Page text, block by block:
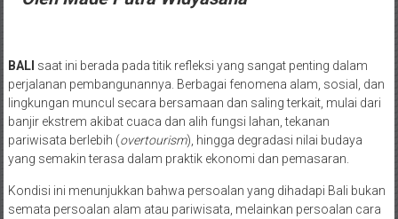
BALI saat ini berada pada titik refleksi yang sangat penting dalam
perjalanan pembangunannya. Berbagai fenomena alam, sosial, dan
lingkungan muncul secara bersamaan dan saling terkait, mulai dari
banjir ekstrem akibat cuaca dan alih fungsi lahan, tekanan
pariwisata berlebih (overtourism), hingga degradasi nilai budaya
yang semakin terasa dalam praktik ekonomi dan pemasaran.
Kondisi ini menunjukkan bahwa persoalan yang dihadapi Bali bukan
semata persoalan alam atau pariwisata, melainkan persoalan cara